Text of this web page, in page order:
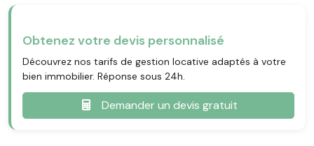
Obtenez votre devis personnalisé
Découvrez nos tarifs de gestion locative adaptés à votre
bien immobilier. Réponse sous 24h.
Demander un devis gratuit